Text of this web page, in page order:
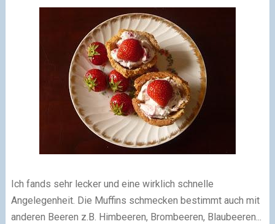
Ich fands sehr lecker und eine wirklich schnelle
Angelegenheit. Die Muffins schmecken bestimmt auch mit
anderen Beeren z.B. Himbeeren, Brombeeren, Blaubeeren...